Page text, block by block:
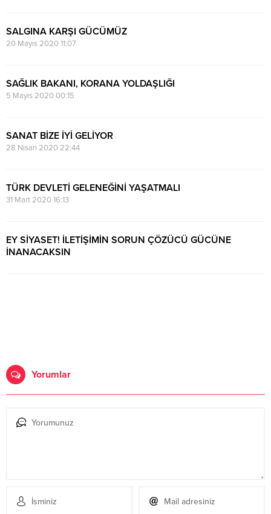
SALGINA KARŞI GÜCÜMÜZ
20 Mayıs 2020 11:07
SAĞLIK BAKANI, KORANA YOLDAŞLIĞI
5 Mayıs 2020 00:15
SANAT BİZE İYİ GELİYOR
28 Nisan 2020 22:44
TÜRK DEVLETİ GELENEĞİNİ YAŞATMALI
31 Mart 2020 16:13
EY SİYASET! İLETİŞİMİN SORUN ÇÖZÜCÜ GÜCÜNE
İNANACAKSIN
Yorumlar